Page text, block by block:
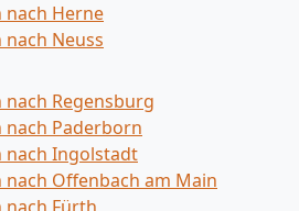
nach Herne
Neuss
Regensburg
nach Paderborn
nach Ingolstadt
Offenbach am Main